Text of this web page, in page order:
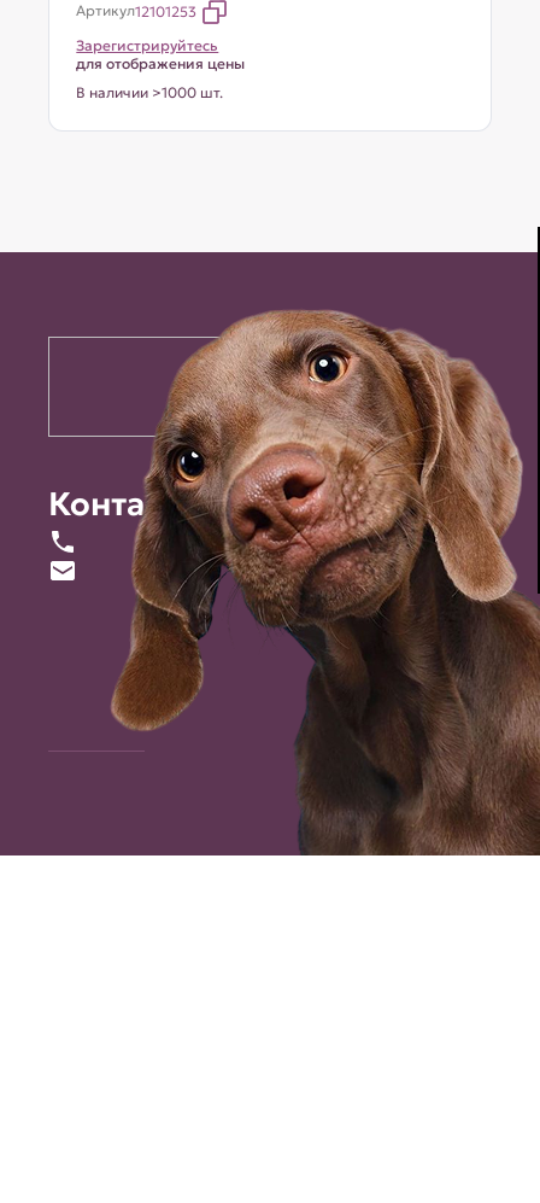
Артикул12101253
Зарегистрируйтесь
для отображения цены
В наличии >1000 шт.
Контакты